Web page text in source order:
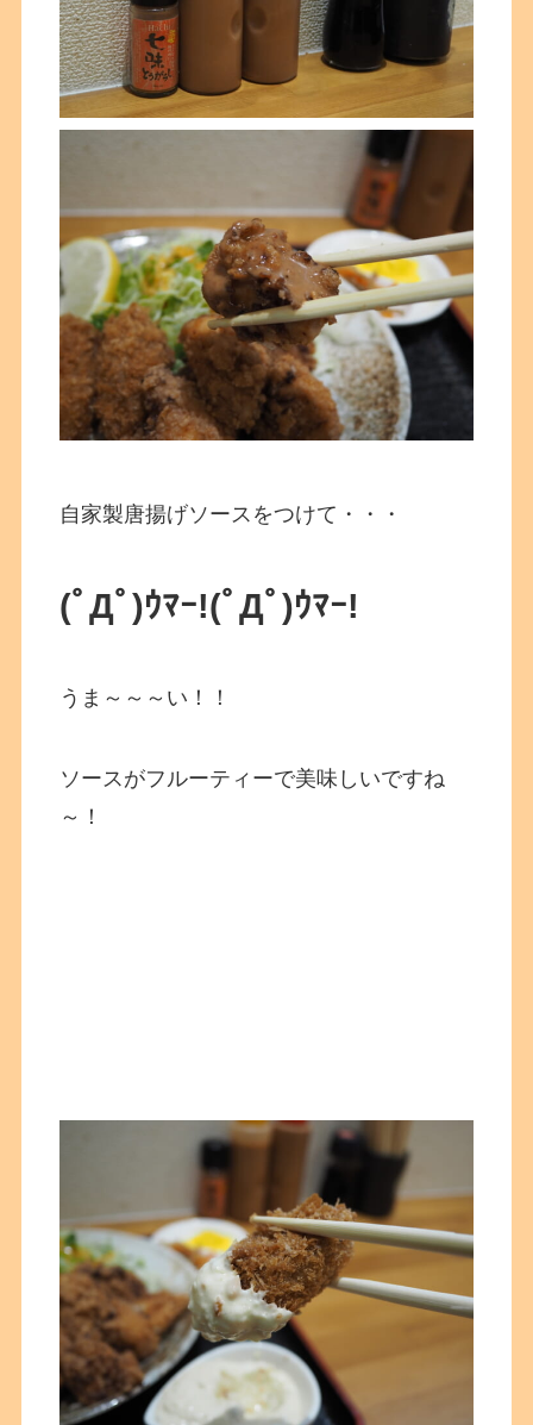
自家製唐揚げソースをつけて・・・
(ﾟДﾟ)ｳﾏｰ!(ﾟДﾟ)ｳﾏｰ!
うま～～～い！！
ソースがフルーティーで美味しいですね
～！